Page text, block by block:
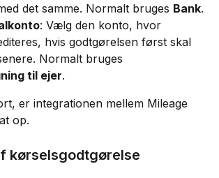
det samme. Normalt bruges Bank.
: Vælg den konto, hvor
hvis godtgørelsen først skal
Normalt bruges
til ejer.
er integrationen mellem Mileage
op.
kørselsgodtgørelse